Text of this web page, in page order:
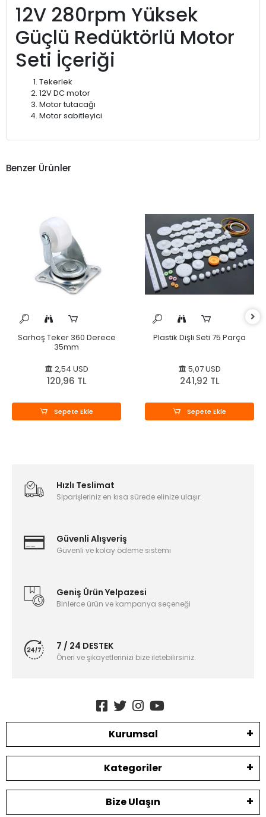
12V 280rpm Yüksek
Güçlü Redüktörlü Motor
Seti İçeriği
Tekerlek
12V DC motor
Motor tutacağı
Motor sabitleyici
Benzer Ürünler
Sarhoş Teker 360 Derece
35mm
2,54 USD
120,96 TL
Sepete Ekle
Plastik Dişli Seti 75 Parça
5,07 USD
241,92 TL
Sepete Ekle
Hızlı Teslimat
Siparişleriniz en kısa sürede elinize ulaşır.
Güvenli Alışveriş
Güvenli ve kolay ödeme sistemi
Geniş Ürün Yelpazesi
Binlerce ürün ve kampanya seçeneği
7 / 24 DESTEK
Öneri ve şikayetlerinizi bize iletebilirsiniz.
Kurumsal
Kategoriler
Bize Ulaşın